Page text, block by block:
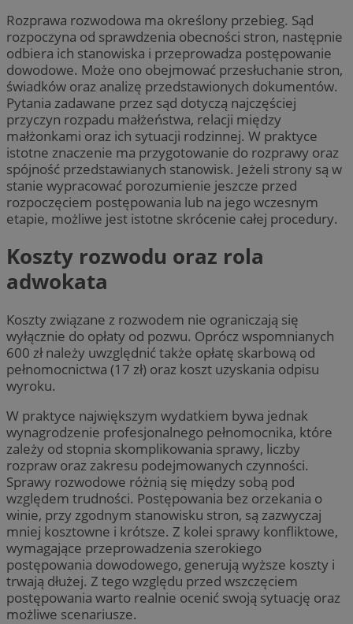
Rozprawa rozwodowa ma określony przebieg. Sąd
rozpoczyna od sprawdzenia obecności stron, następnie
odbiera ich stanowiska i przeprowadza postępowanie
dowodowe. Może ono obejmować przesłuchanie stron,
świadków oraz analizę przedstawionych dokumentów.
Pytania zadawane przez sąd dotyczą najczęściej
przyczyn rozpadu małżeństwa, relacji między
małżonkami oraz ich sytuacji rodzinnej. W praktyce
istotne znaczenie ma przygotowanie do rozprawy oraz
spójność przedstawianych stanowisk. Jeżeli strony są w
stanie wypracować porozumienie jeszcze przed
rozpoczęciem postępowania lub na jego wczesnym
etapie, możliwe jest istotne skrócenie całej procedury.
Koszty rozwodu oraz rola
adwokata
Koszty związane z rozwodem nie ograniczają się
wyłącznie do opłaty od pozwu. Oprócz wspomnianych
600 zł należy uwzględnić także opłatę skarbową od
pełnomocnictwa (17 zł) oraz koszt uzyskania odpisu
wyroku.
W praktyce największym wydatkiem bywa jednak
wynagrodzenie profesjonalnego pełnomocnika, które
zależy od stopnia skomplikowania sprawy, liczby
rozpraw oraz zakresu podejmowanych czynności.
Sprawy rozwodowe różnią się między sobą pod
względem trudności. Postępowania bez orzekania o
winie, przy zgodnym stanowisku stron, są zazwyczaj
mniej kosztowne i krótsze. Z kolei sprawy konfliktowe,
wymagające przeprowadzenia szerokiego
postępowania dowodowego, generują wyższe koszty i
trwają dłużej. Z tego względu przed wszczęciem
postępowania warto realnie ocenić swoją sytuację oraz
możliwe scenariusze.